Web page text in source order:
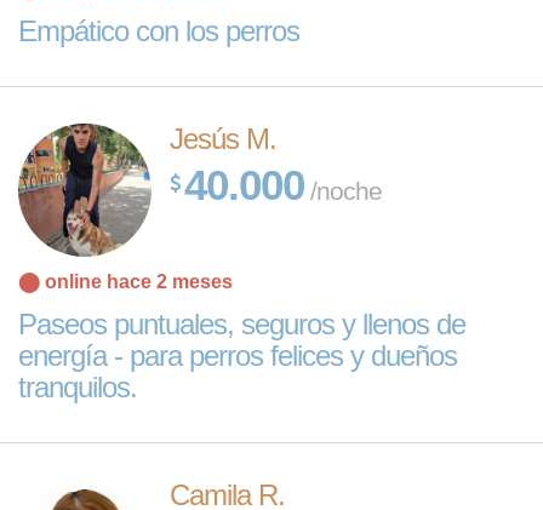
Empático con los perros
Jesús M.
40.000 /noche
⬤ online hace 2 meses
Paseos puntuales, seguros y llenos de
energía - para perros felices y dueños
tranquilos.
Camila R.